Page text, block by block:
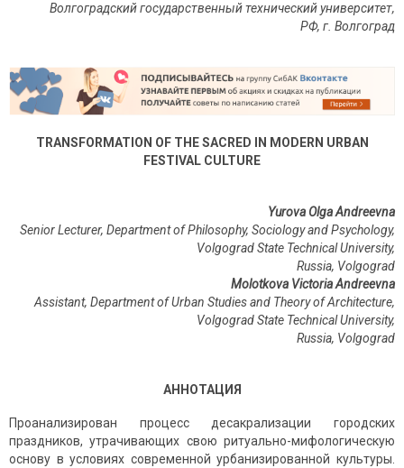
Волгоградский государственный технический университет,
РФ, г. Волгоград
TRANSFORMATION OF THE SACRED IN MODERN URBAN
FESTIVAL CULTURE
Yurova Olga Andreevna
Senior Lecturer, Department of Philosophy, Sociology and Psychology,
Volgograd State Technical University,
Russia, Volgograd
Molotkova Victoria Andreevna
Assistant, Department of Urban Studies and Theory of Architecture,
Volgograd State Technical University,
Russia, Volgograd
АННОТАЦИЯ
Проанализирован процесс десакрализации городских
праздников, утрачивающих свою ритуально-мифологическую
основу в условиях современной урбанизированной культуры.